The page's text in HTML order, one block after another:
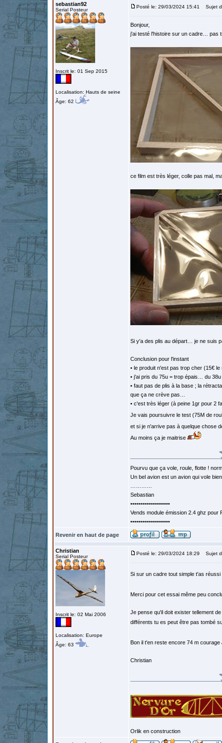
sebastian92
Serial Posteur
Inscrit le: 01 Sep 2015
Localisation: Hauts de seine
Âge: 62
Posté le: 29/03/2024 15:41 Sujet
Bonjour,
j'ai testé l'histoire sur un cadre… pas
ce film est très léger, colle pas mal,
Si y'a des plis au départ… je ne suis
Conclusion pour l'instant
• le produit n'est pas trop cher (15€
• j'ai pris du 75u = trop épais… du
• faut pas de plis à la base ; la
que ça ne crève pas…
• c'est très léger (à peine 1gr pour 2
Je vais poursuivre le test (75M de
et si je n'arrive pas à quelque chose
Au moins ça je maitrise
Pourvu que ça vole, roule, flotte !
Un bel avion est un avion qui vole
Sebastian
••••••••••••••••••••
Vends module émission 2.4 ghz
••••••••••••••••••••
Revenir en haut de page
Christian
Serial Posteur
Inscrit le: 02 Mai 2006
Localisation: Europe
Âge: 63
Posté le: 29/03/2024 18:29 Sujet
Si sur un cadre tout simple t'as
Merci pour cet essai même peu
Je pense qu'il doit exister tellement
différents tu es peut être pas tombé
Bon il t'en reste encore 74 m courage
Christian
Orlik en construction